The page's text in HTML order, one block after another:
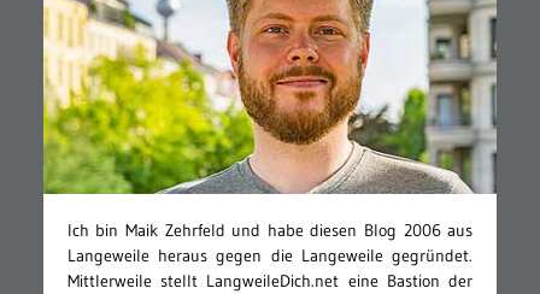
Ich bin Maik Zehrfeld und habe diesen Blog 2006 aus
Langeweile heraus gegen die Langeweile gegründet.
Mittlerweile stellt LangweileDich.net eine Bastion der